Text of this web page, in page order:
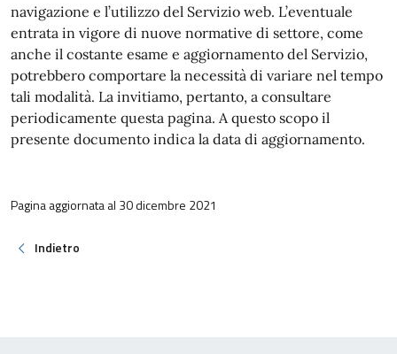
navigazione e l’utilizzo del Servizio web. L’eventuale
entrata in vigore di nuove normative di settore, come
anche il costante esame e aggiornamento del Servizio,
potrebbero comportare la necessità di variare nel tempo
tali modalità. La invitiamo, pertanto, a consultare
periodicamente questa pagina. A questo scopo il
presente documento indica la data di aggiornamento.
Pagina aggiornata al 30 dicembre 2021
Indietro